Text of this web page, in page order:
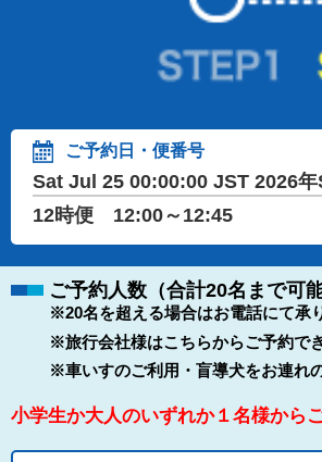
ご予約日・便番号
Sat Jul 25 00:00:00 JST 2026
12時便 12:00～12:45
ご予約人数（合計20名まで可能
※20名を超える場合はお電話にて承
※旅行会社様はこちらからご予約で
※車いすのご利用・盲導犬をお連れ
小学生か大人のいずれか１名様から